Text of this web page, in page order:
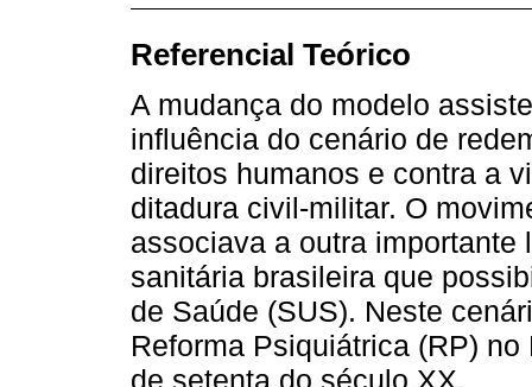
Referencial Teórico
A mudança do modelo
influência do cenário de
direitos humanos e contra a
ditadura civil-militar. O
associava a outra importante
sanitária brasileira que
de Saúde (SUS). Neste
Reforma Psiquiátrica (RP)
de setenta do século XX.